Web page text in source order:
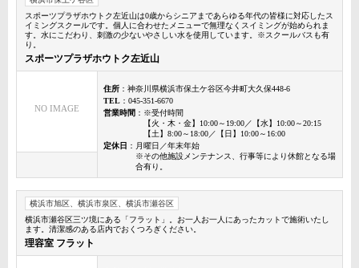
スポーツプラザホウトク左近山は0歳からシニアまであらゆる年代の皆様に対応したス
イミングスクールです。個人に合わせたメニューで無理なくスイミングが始められま
す。水にこだわり、刺激の少ないやさしい水を使用しています。※スクールバスも有
り。
スポーツプラザホウトク左近山
NO IMAGE
住所 ：神奈川県横浜市保土ケ谷区今井町大久保448-6
TEL ：045-351-6670
営業時間 ：※受付時間
【火・木・金】10:00～19:00／【水】10:00～20:15
【土】8:00～18:00／【日】10:00～16:00
定休日 ：月曜日／年末年始
※その他施設メンテナンス、行事等により休館となる場
合有り。
横浜市旭区、横浜市泉区、横浜市瀬谷区
横浜市瀬谷区三ツ境にある「フラット」。お一人お一人にあったカットで施術いたし
ます。清潔感のある店内でおくつろぎください。
理容室 フラット